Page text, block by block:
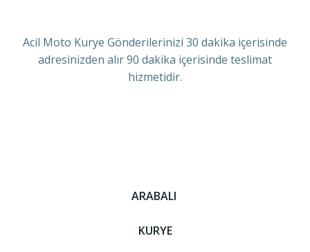
Acil Moto Kurye Gönderilerinizi 30 dakika içerisinde
adresinizden alır 90 dakika içerisinde teslimat
hizmetidir.
ARABALI
KURYE